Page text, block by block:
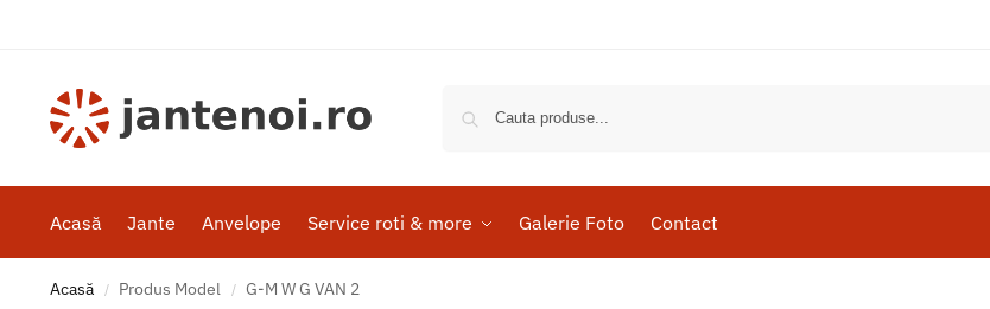
Acasă Jante Anvelope Service roti & more Galerie Foto Contact
Acasă / Produs Model / G-M W G VAN 2